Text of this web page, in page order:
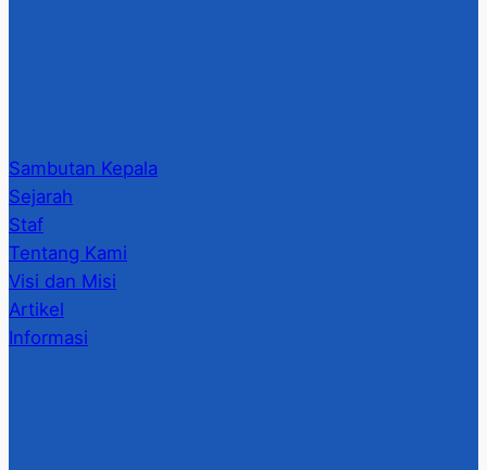
Sambutan Kepala
Sejarah
Staf
Tentang Kami
Visi dan Misi
Artikel
Informasi